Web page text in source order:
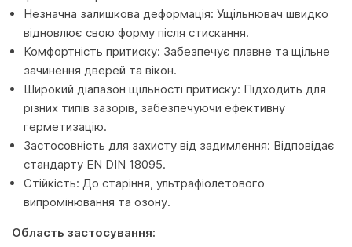
Незначна залишкова деформація: Ущільнювач швидко
відновлює свою форму після стискання.
Комфортність притиску: Забезпечує плавне та щільне
зачинення дверей та вікон.
Широкий діапазон щільності притиску: Підходить для
різних типів зазорів, забезпечуючи ефективну
герметизацію.
Застосовність для захисту від задимлення: Відповідає
стандарту EN DIN 18095.
Стійкість: До старіння, ультрафіолетового
випромінювання та озону.
Область застосування: